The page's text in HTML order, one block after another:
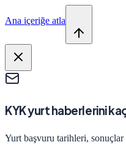
Ana içeriğe atla
KYK yurt haberlerini
Yurt başvuru tarihleri,